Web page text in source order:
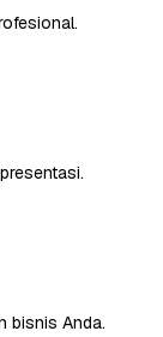
bisnis Anda.